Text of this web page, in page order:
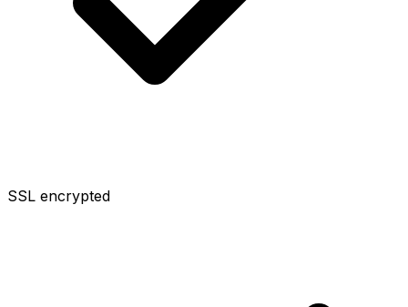
SSL encrypted